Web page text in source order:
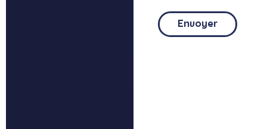
Envoyer